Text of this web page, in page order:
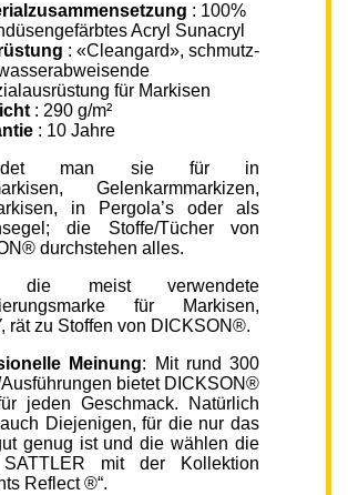
: 100%
Acryl Sunacryl
: «Cleangard», schmutz-
für Markisen
: 290 g/m²
: 10 Jahre
man sie für in
Gelenkarmmarkizen,
in Pergola’s oder als
die Stoffe/Tücher von
durchstehen alles.
die meist verwendete
für Markisen,
rät zu Stoffen von DICKSON®.
Meinung: Mit rund 300
bietet DICKSON®
jeden Geschmack. Natürlich
Diejenigen, für die nur das
genug ist und die wählen die
SATTLER mit der Kollektion
Reflect ®“.